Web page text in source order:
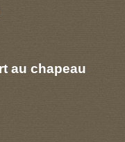
au chapeau